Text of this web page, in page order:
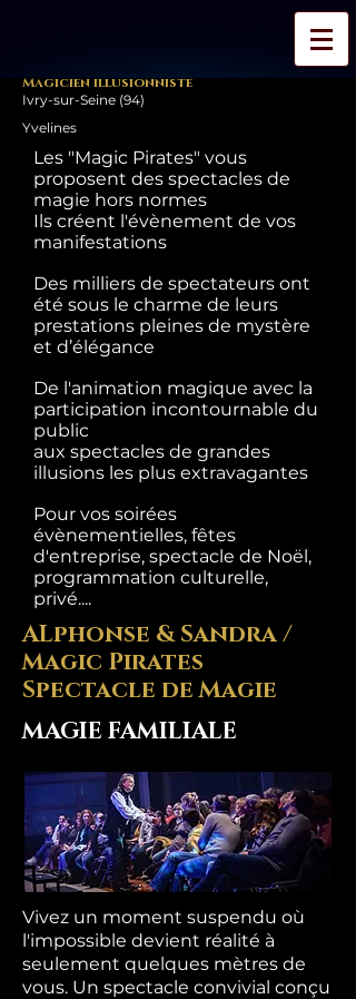
Magicien illusionniste
Ivry-sur-Seine (94)
Yvelines
Les "Magic Pirates" vous
proposent des spectacles de
magie hors normes
Ils créent l'évènement de vos
manifestations
Des milliers de spectateurs ont
été sous le charme de leurs
prestations pleines de mystère
et d’élégance
De l'animation magique avec la
participation incontournable du
public
aux spectacles de grandes
illusions les plus extravagantes
Pour vos soirées
évènementielles, fêtes
d'entreprise, spectacle de Noël,
programmation culturelle,
privé....
ALphonse & Sandra /
Magic Pirates
Spectacle de Magie
MAGIE FAMILIALE
Vivez un moment suspendu où
l'impossible devient réalité à
seulement quelques mètres de
vous. Un spectacle convivial conçu